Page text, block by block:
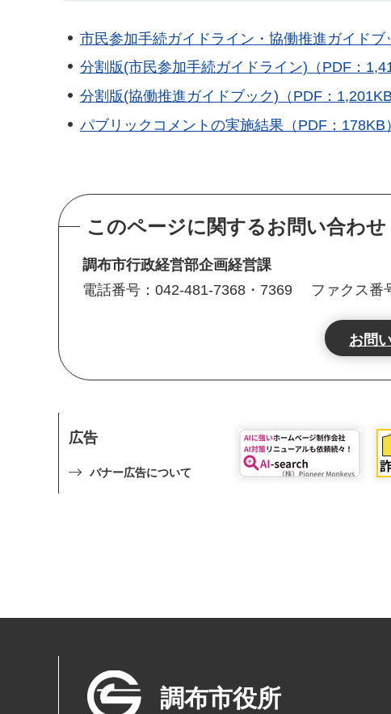
市民参加手続ガイドライン・協働推進ガイド
分割版(市民参加手続ガイドライン)（PDF：
分割版(協働推進ガイドブック)（PDF：1,201KB
パブリックコメントの実施結果（PDF：178KB）
このページに関するお問い合わせ
調布市行政経営部企画経営課
電話番号：042-481-7368・7369
ファクス番
広告
バナー広告について
調布市役所